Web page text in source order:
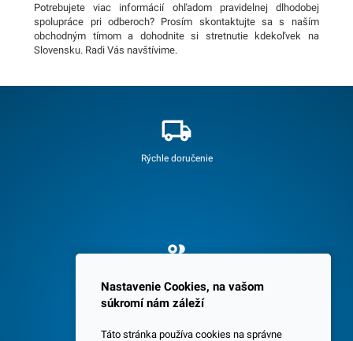
Potrebujete viac informácií ohľadom pravidelnej dlhodobej
spolupráce pri odberoch? Prosím skontaktujte sa s naším
obchodným tímom a dohodnite si stretnutie kdekoľvek na
Slovensku. Radi Vás navštívime.
Rýchle doručenie
Spokojných 3600 zákazníkov
Nastavenie Cookies, na vašom
súkromí nám záleží
Táto stránka používa cookies na správne